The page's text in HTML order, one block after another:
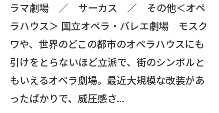
ラマ劇場 ／ サーカス ／ その他＜オペ
ラハウス＞ 国立オペラ・バレエ劇場 モスク
ワや、世界のどこの都市のオペラハウスにも
引けをとらないほど立派で、街のシンボルと
もいえるオペラ劇場。最近大規模な改装があ
ったばかりで、威圧感さ...